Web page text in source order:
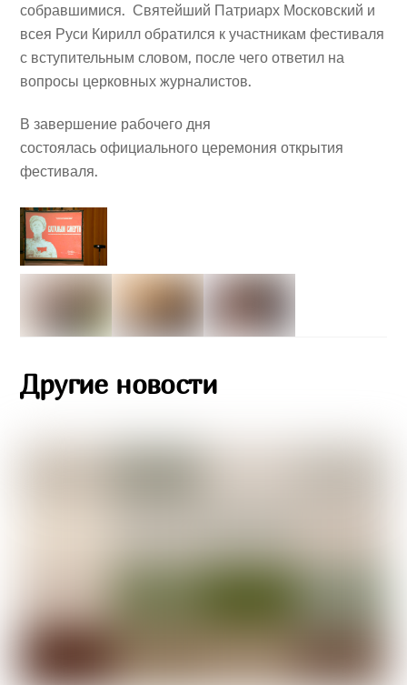
собравшимися. Святейший Патриарх Московский и
всея Руси Кирилл обратился к участникам фестиваля
с вступительным словом, после чего ответил на
вопросы церковных журналистов.
В завершение рабочего дня
состоялась официального церемония открытия
фестиваля.
Другие новости